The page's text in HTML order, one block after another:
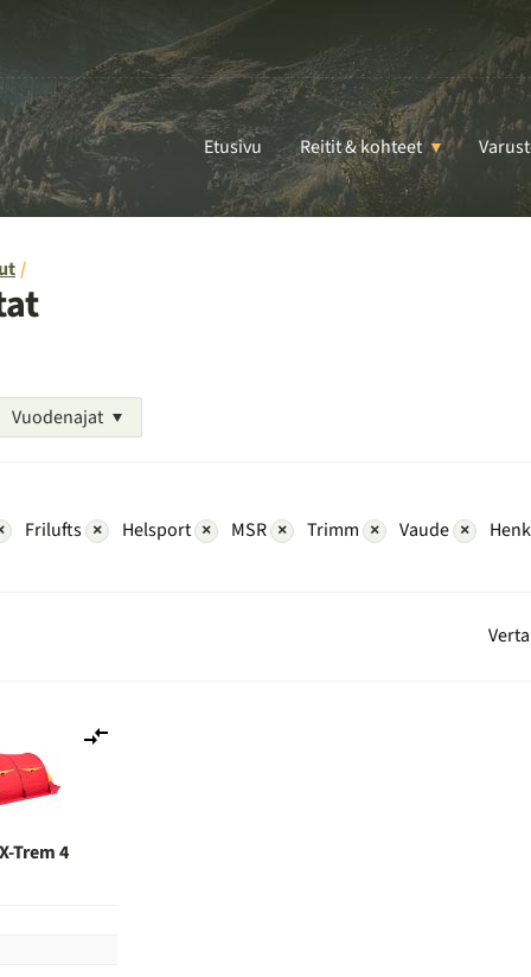
Etusivu Reitit & kohteet
Vuodenajat
Frilufts × Helsport × MSR × Trimm × Vaude ×
Trem 4